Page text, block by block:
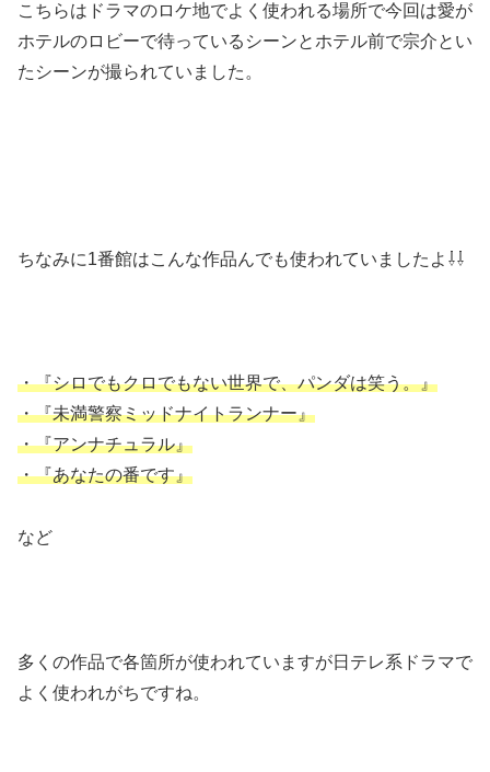
こちらはドラマのロケ地でよく使われる場所で今回は愛が
ホテルのロビーで待っているシーンとホテル前で宗介とい
たシーンが撮られていました。
ちなみに1番館はこんな作品んでも使われていましたよ⇩⇩
・『シロでもクロでもない世界で、パンダは笑う。』
・『未満警察ミッドナイトランナー』
・『アンナチュラル』
・『あなたの番です』
など
多くの作品で各箇所が使われていますが日テレ系ドラマで
よく使われがちですね。